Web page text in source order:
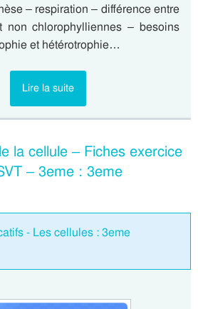
– respiration – différence entre
non chlorophylliennes – besoins
et hétérotrophie…
Lire la suite
la cellule – Fiches exercice
– 3eme : 3eme
- Les cellules : 3eme